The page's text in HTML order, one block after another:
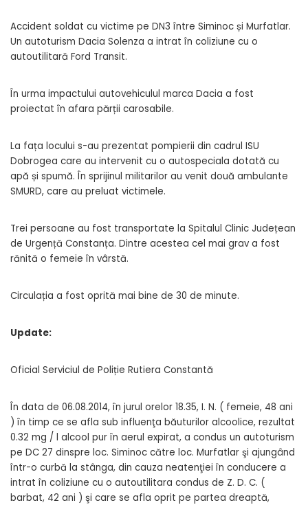
Accident soldat cu victime pe DN3 între Siminoc și Murfatlar.
Un autoturism Dacia Solenza a intrat în coliziune cu o
autoutilitară Ford Transit.
În urma impactului autovehiculul marca Dacia a fost
proiectat în afara părții carosabile.
La fața locului s-au prezentat pompierii din cadrul ISU
Dobrogea care au intervenit cu o autospeciala dotată cu
apă și spumă. În sprijinul militarilor au venit două ambulante
SMURD, care au preluat victimele.
Trei persoane au fost transportate la Spitalul Clinic Județean
de Urgență Constanța. Dintre acestea cel mai grav a fost
rănită o femeie în vârstă.
Circulația a fost oprită mai bine de 30 de minute.
Update:
Oficial Serviciul de Poliție Rutiera Constantă
În data de 06.08.2014, în jurul orelor 18.35, I. N. ( femeie, 48 ani
) în timp ce se afla sub influenţa băuturilor alcoolice, rezultat
0.32 mg / l alcool pur în aerul expirat, a condus un autoturism
pe DC 27 dinspre loc. Siminoc către loc. Murfatlar şi ajungând
într-o curbă la stânga, din cauza neatenţiei în conducere a
intrat în coliziune cu o autoutilitara condus de Z. D. C. (
barbat, 42 ani ) şi care se afla oprit pe partea dreaptă,